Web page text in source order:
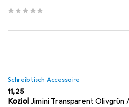
Schreibtisch Accessoire
EUR
11,25
Koziol Jimini Transparent Olivgrün